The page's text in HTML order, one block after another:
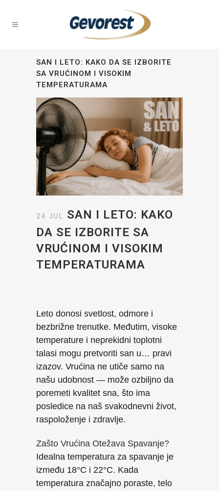
SAN I LETO: KAKO DA SE IZBORITE
SA VRUĆINOM I VISOKIM
TEMPERATURAMA
24 JUL SAN I LETO: KAKO
DA SE IZBORITE SA
VRUĆINOM I VISOKIM
TEMPERATURAMA
Leto donosi svetlost, odmore i
bezbrižne trenutke. Međutim, visoke
temperature i neprekidni toplotni
talasi mogu pretvoriti san u… pravi
izazov. Vrućina ne utiče samo na
našu udobnost — može ozbiljno da
poremeti kvalitet sna, što ima
posledice na naš svakodnevni život,
raspoloženje i zdravlje.
Zašto Vrućina Otežava Spavanje?
Idealna temperatura za spavanje je
između 18°C i 22°C. Kada
temperatura značajno poraste, telo